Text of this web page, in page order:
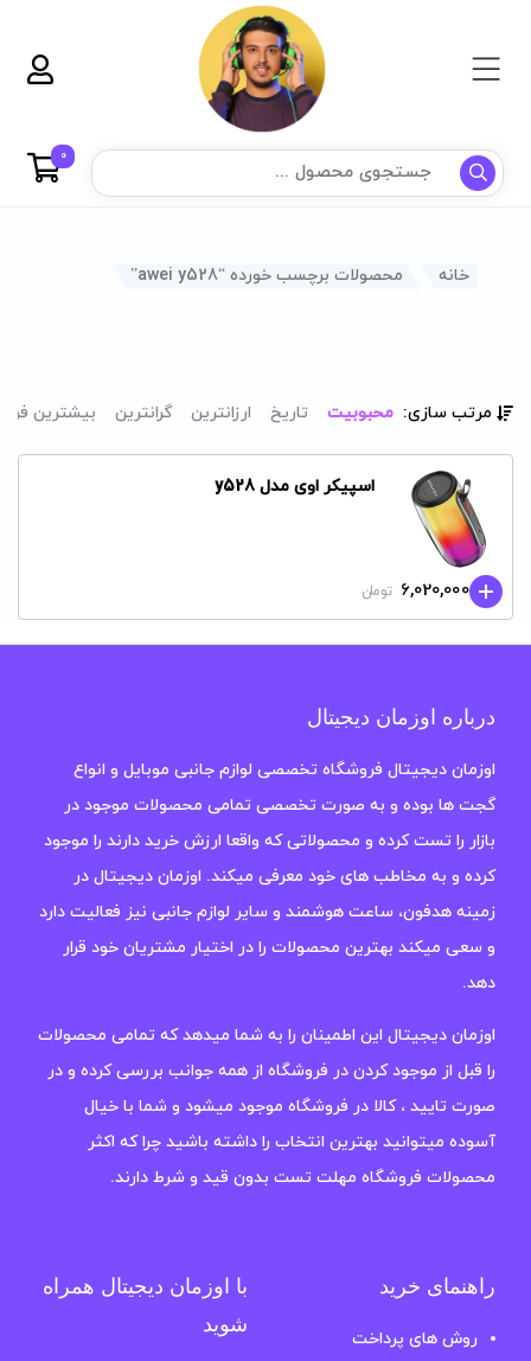
0
خانه محصولات برچسب خورده “awei y528”
مرتب سازی: محبوبیت تاریخ ارزانترین گرانترین بیشترین
اسپیکر اوی مدل y528
6,020,000 تومان
درباره اوزمان دیجیتال
اوزمان دیجیتال فروشگاه تخصصی لوازم جانبی موبایل و انواع
گجت ها بوده و به صورت تخصصی تمامی محصولات موجود در
بازار را تست کرده و محصولاتی که واقعا ارزش خرید دارند را موجود
کرده و به مخاطب های خود معرفی میکند. اوزمان دیجیتال در
زمینه هدفون، ساعت هوشمند و سایر لوازم جانبی نیز فعالیت دارد
و سعی میکند بهترین محصولات را در اختیار مشتریان خود قرار
دهد.
اوزمان دیجیتال این اطمینان را به شما میدهد که تمامی محصولات
را قبل از موجود کردن در فروشگاه از همه جوانب بررسی کرده و در
صورت تایید ، کالا در فروشگاه موجود میشود و شما با خیال
آسوده میتوانید بهترین انتخاب را داشته باشید چرا که اکثر
محصولات فروشگاه مهلت تست بدون قید و شرط دارند.
راهنمای خرید
روش های پرداخت
با اوزمان دیجیتال همراه
شوید